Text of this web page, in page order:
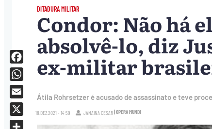
DITADURA MILITAR
Condor: Não há
absolvê-lo, diz
ex-militar
Átila Rohrsetzer é acusado de assassinato e teve
18.DEZ.2021 - 14:59 JANAINA CESAR| OPERA MUNDI
Facebook
WhatsApp
Email
X